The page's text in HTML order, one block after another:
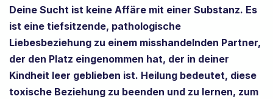
Deine Sucht ist keine Affäre mit einer Substanz. Es
ist eine tiefsitzende, pathologische
Liebesbeziehung zu einem misshandelnden Partner,
der den Platz eingenommen hat, der in deiner
Kindheit leer geblieben ist. Heilung bedeutet, diese
toxische Beziehung zu beenden und zu lernen, zum